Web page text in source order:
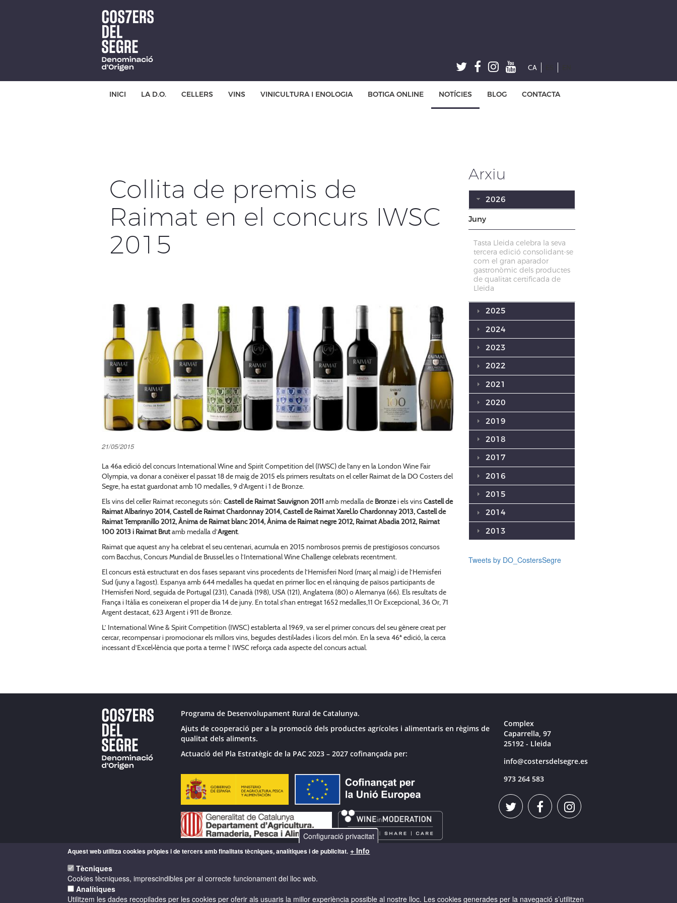
INICI LA D.O. CELLERS VINS VINICULTURA I ENOLOGIA BOTIGA ONLINE NOTÍCIES BLOG CONTACTA
CA
Collita de premis de
Raimat en el concurs IWSC
2015
21/05/2015
La 46a edició del concurs International Wine and Spirit Competition del (IWSC) de l’any en la London Wine Fair
Olympia, va donar a conèixer el passat 18 de maig de 2015 els primers resultats on el celler Raimat de la DO Costers del
Segre, ha estat guardonat amb 10 medalles, 9 d’Argent i 1 de Bronze.
Els vins del celler Raimat reconeguts són:Castell de Raimat Sauvignon 2011 amb medalla de Bronzei els vinsCastell de
Raimat Albarinyo 2014, Castell de Raimat Chardonnay 2014, Castell de Raimat Xarel.lo Chardonnay 2013, Castell de
Raimat Tempranillo 2012, Ànima de Raimat blanc 2014, Ànima de Raimat negre 2012, Raimat Abadia 2012, Raimat
100 2013 i Raimat Brutamb medalla d’Argent.
Raimat que aquest any ha celebrat el seu centenari, acumula en 2015 nombrosos premis de prestigiosos concursos
com Bacchus, Concurs Mundial de Brussel.les o l’International Wine Challenge celebrats recentment.
El concurs està estructurat en dos fases separant vins procedents de l’Hemisferi Nord (març al maig) i de l’Hemisferi
Sud (juny a l’agost). Espanya amb 644 medalles ha quedat en primer lloc en el rànquing de països participants de
l’Hemisferi Nord, seguida de Portugal (231), Canadà (198), USA (121), Anglaterra (80) o Alemanya (66). Els resultats de
França i Itàlia es coneixeran el proper dia 14 de juny. En total s’han entregat 1652 medalles,11 Or Excepcional, 36 Or, 71
Argent destacat, 623 Argent i 911 de Bronze.
L’ International Wine & Spirit Competition (IWSC) establerta al 1969, va ser el primer concurs del seu gènere creat per
cercar, recompensar i promocionar els millors vins, begudes destil•lades i licors del món. En la seva 46ª edició, la cerca
incessant d’Excel•lència que porta a terme l’ IWSC reforça cada aspecte del concurs actual.
Arxiu
2026
Juny
Tasta Lleida celebra la seva
tercera edició consolidant-se
com el gran aparador
gastronòmic dels productes
de qualitat certificada de
Lleida
2025
2024
2023
2022
2021
2020
2019
2018
2017
2016
2015
2014
2013
Tweets by DO_CostersSegre
Programa de Desenvolupament Rural de Catalunya.
Ajuts de cooperació per a la promoció dels productes agrícoles i alimentaris en règims de
qualitat dels aliments.
Actuació del Pla Estratègic de la PAC 2023 – 2027 cofinançada per:
Complex
Caparrella, 97
25192 - Lleida
info@costersdelsegre.es
973 264 583
Configuració privacitat
Aquest web utilitza cookies pròpies i de tercers amb finalitats tècniques, analítiques i de publicitat. + Info
Tècniques
Cookies tècniquess, imprescindibles per al correcte funcionament del lloc web.
Analítiques
Utilitzem les dades recopilades per les cookies per oferir als usuaris la millor experiència possible al nostre lloc. Les cookies generades per la navegació s’utilitzen